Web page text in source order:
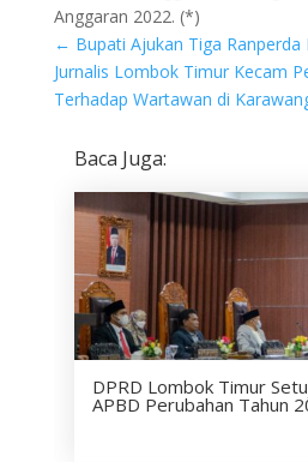
Anggaran 2022. (*)
← Bupati Ajukan Tiga Ranperda
Jurnalis Lombok Timur Kecam
Terhadap Wartawan di
Baca Juga:
DPRD Lombok Timur
APBD Perubahan Tahun